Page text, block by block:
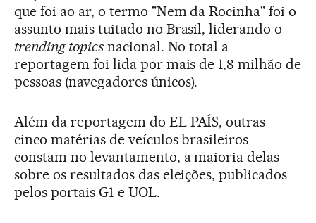
que foi ao ar, o termo "Nem da Rocinha" foi o
assunto mais tuitado no Brasil, liderando o
trending topicsnacional. No total a
reportagem foi lida por mais de 1,8 milhão de
pessoas (navegadores únicos).
Além da reportagem do EL PAÍS, outras
cinco matérias de veículos brasileiros
constam no levantamento, a maioria delas
sobre os resultados das eleições, publicados
pelos portais G1 e UOL.